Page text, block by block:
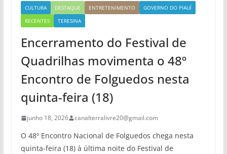
CULTURA DESTAQUE ENTRETENIMENTO
GOVERNO DO PIAUÍ
RECENTES
TERESINA
Encerramento do Festival de
Quadrilhas movimenta o 48º
Encontro de Folguedos nesta
quinta-feira (18)
junho 18, 2026 canalterralivre20@gmail.com
O 48º Encontro Nacional de Folguedos chega nesta
quinta-feira (18) à última noite do Festival de